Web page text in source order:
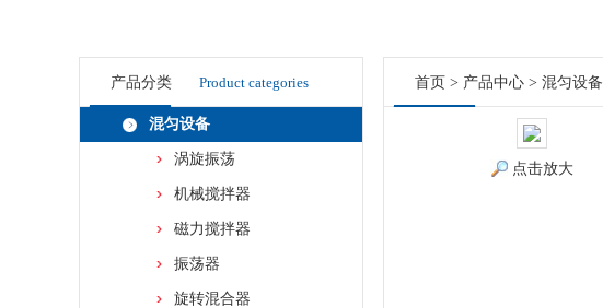
产品分类 Product categories
混匀设备
涡旋振荡
机械搅拌器
磁力搅拌器
振荡器
旋转混合器
首页 > 产品中心 > 混匀设备
点击放大